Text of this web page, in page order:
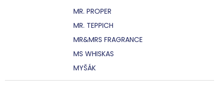
MR. PROPER
MR. TEPPICH
MR&MRS FRAGRANCE
MS WHISKAS
MYŠÁK